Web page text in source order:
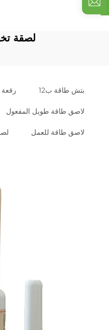
لصقة
بتش طاقة ب12 رقعة
لاصق طاقة طويل المفعول
لاصق طاقة للعمل